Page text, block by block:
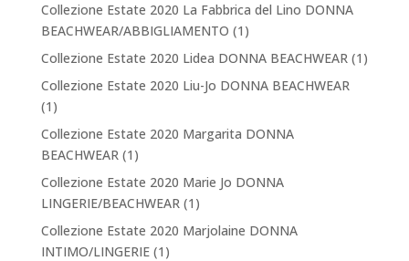
Collezione Estate 2020 La Fabbrica del Lino DONNA
BEACHWEAR/ABBIGLIAMENTO (1)
Collezione Estate 2020 Lidea DONNA BEACHWEAR(1)
Collezione Estate 2020 Liu-Jo DONNA BEACHWEAR
(1)
Collezione Estate 2020 Margarita DONNA
BEACHWEAR(1)
Collezione Estate 2020 Marie Jo DONNA
LINGERIE/BEACHWEAR(1)
Collezione Estate 2020 Marjolaine DONNA
INTIMO/LINGERIE(1)